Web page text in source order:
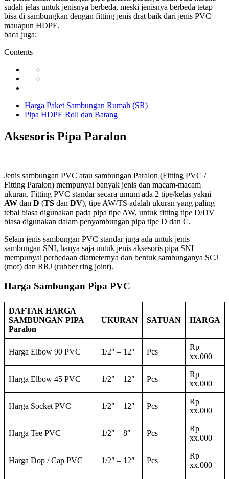
sudah jelas untuk jenisnya berbeda, meski jenisnya berbeda tetap
bisa di sambungkan dengan fitting jenis drat baik dari jenis PVC
mauapun HDPE.
baca juga:
Contents
Harga Paket Sambungan Rumah (SR)
Pipa HDPE Roll dan Batang
Aksesoris Pipa Paralon
Jenis sambungan PVC atau sambungan Paralon (Fitting PVC /
Fitting Paralon) mempunyai banyak jenis dan macam-macam
ukuran. Fitting PVC standar secara umum ada 2 tipe/kelas yakni
AW dan D (TS dan DV), tipe AW/TS adalah ukuran yang paling
tebal biasa digunakan pada pipa tipe AW, untuk fitting tipe D/DV
biasa digunakan dalam penyambungan pipa tipe D dan C.
Selain jenis sambungan PVC standar juga ada untuk jenis
sambungan SNI, hanya saja untuk jenis aksesoris pipa SNI
mempunyai perbedaan diameternya dan bentuk sambunganya SCJ
(mof) dan RRJ (rubber ring joint).
Harga Sambungan Pipa PVC
DAFTAR HARGA
SAMBUNGAN PIPA
Paralon
UKURAN SATUAN HARGA
Harga Elbow 90 PVC 1/2″ – 12″ Pcs
Rp
xx.000
Harga Elbow 45 PVC 1/2″ – 12″ Pcs
Rp
xx.000
Harga Socket PVC 1/2″ – 12″ Pcs
Rp
xx.000
Harga Tee PVC 1/2″ – 8″ Pcs
Rp
xx.000
Harga Dop / Cap PVC 1/2″ – 12″ Pcs
Rp
xx.000